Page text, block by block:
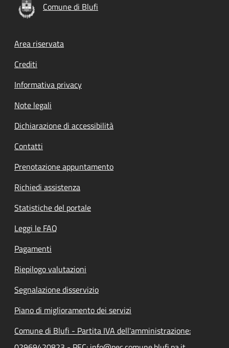
Comune di Blufi
Footer menu
Area riservata
Crediti
Informativa privacy
Note legali
Dichiarazione di accessibilità
Contatti
Prenotazione appuntamento
Richiedi assistenza
Statistiche del portale
Leggi le FAQ
Pagamenti
Riepilogo valutazioni
Segnalazione disservizio
Piano di miglioramento dei servizi
Comune di Blufi - Partita IVA dell'amministrazione: